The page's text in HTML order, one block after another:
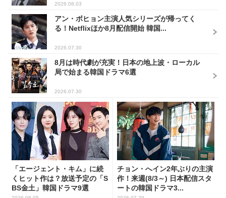
2026.08.03
アン・ボヒョン主演人気シリーズが帰ってく
る！Netflixほか8月配信開始 韓国...
2026.07.30
8月は時代劇が充実！日本の地上波・ローカル
局で始まる韓国ドラマ6選
2026.07.30
「エージェント・キム」に続
くヒット作は？放送予定の「S
BS金土」韓国ドラマ9選
チョン・へイン2年ぶりの主演
作！来週(8/3～) 日本配信スタ
ートの韓国ドラマ3...